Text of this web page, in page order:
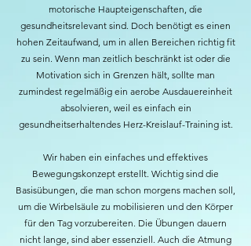
motorische Haupteigenschaften, die
gesundheitsrelevant sind. Doch benötigt es einen
hohen Zeitaufwand, um in allen Bereichen richtig fit
zu sein. Wenn man zeitlich beschränkt ist oder die
Motivation sich in Grenzen hält, sollte man
zumindest regelmäßig ein aerobe Ausdauereinheit
absolvieren, weil es einfach ein
gesundheitserhaltendes Herz-Kreislauf-Training ist.
Wir haben ein einfaches und effektives
Bewegungskonzept erstellt. Wichtig sind die
Basisübungen, die man schon morgens machen soll,
um die Wirbelsäule zu mobilisieren und den Körper
für den Tag vorzubereiten. Die Übungen dauern
nicht lange, sind aber essenziell. Auch die Atmung